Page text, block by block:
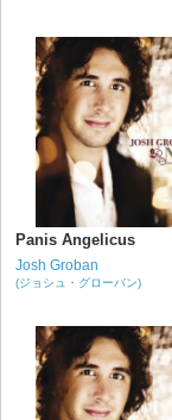
Panis Angelicus
Josh Groban
(ジョシュ・グローバン)